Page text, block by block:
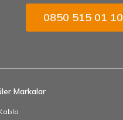
0850 515 01 10
Markalar